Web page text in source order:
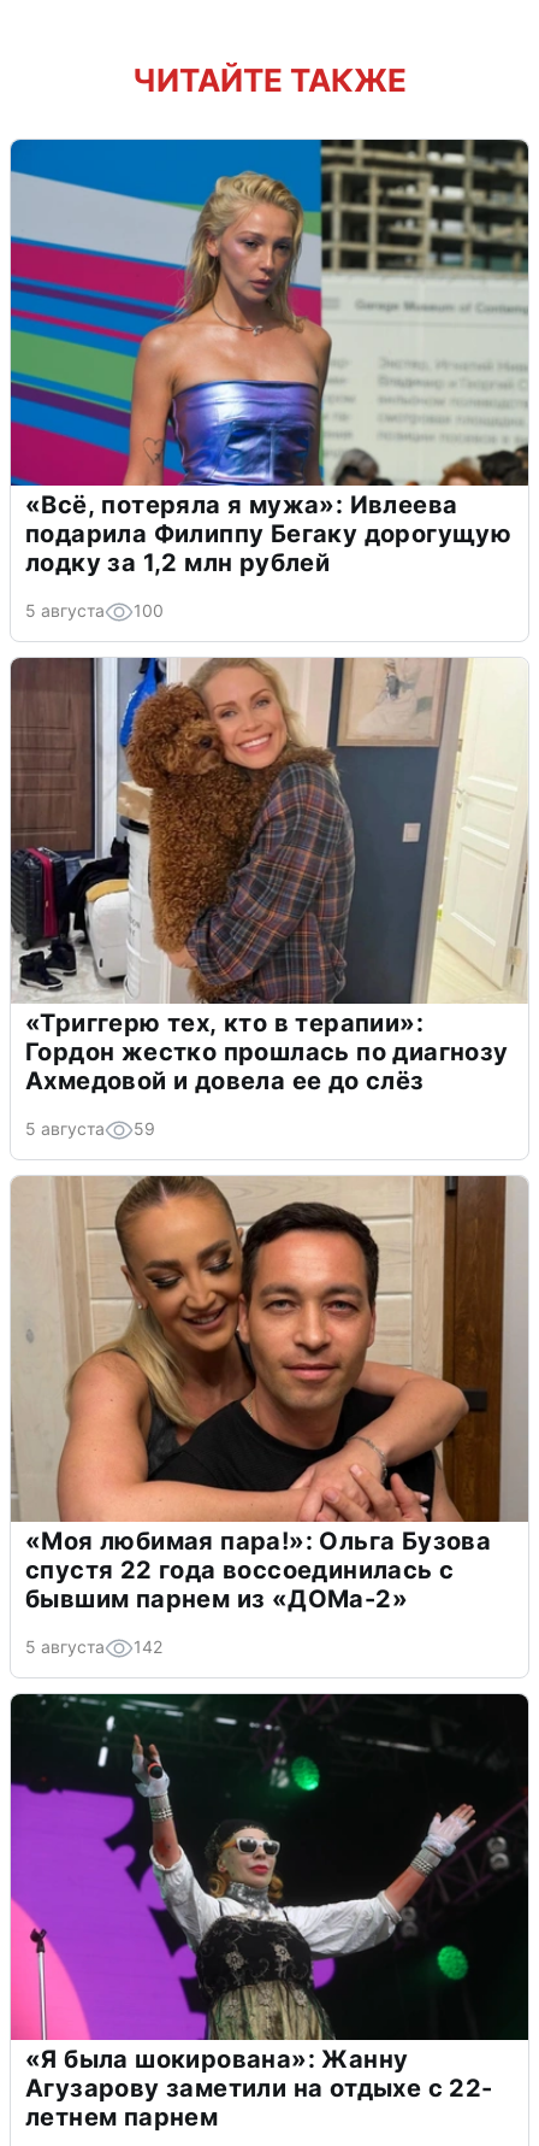
ЧИТАЙТЕ ТАКЖЕ
«Всё, потеряла я мужа»: Ивлеева
подарила Филиппу Бегаку дорогущую
лодку за 1,2 млн рублей
5 августа 100
«Триггерю тех, кто в терапии»:
Гордон жестко прошлась по диагнозу
Ахмедовой и довела ее до слёз
5 августа 59
«Моя любимая пара!»: Ольга Бузова
спустя 22 года воссоединилась с
бывшим парнем из «ДОМа-2»
5 августа 142
«Я была шокирована»: Жанну
Агузарову заметили на отдыхе с 22-
летнем парнем